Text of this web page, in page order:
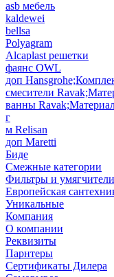
asb мебель
kaldewei
bellsa
Polyagram
Alcaplast решетки
фаянс OWL
доп
смесители
ванны
г
м Relisan
доп Maretti
Биде
Смежные категории
Фильтры и
Европейская
Уникальные
Компания
О компании
Реквизиты
Парнтеры
Сертификаты Дилера